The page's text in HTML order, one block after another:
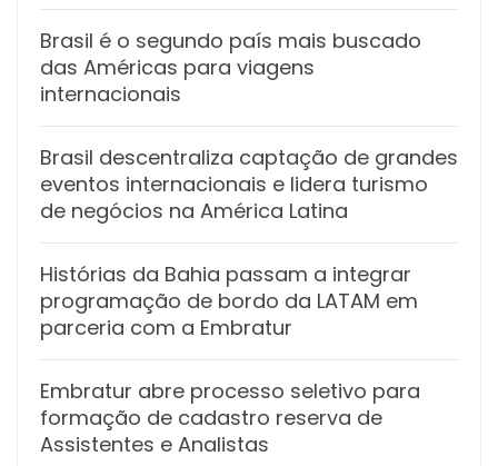
Brasil é o segundo país mais buscado
das Américas para viagens
internacionais
Brasil descentraliza captação de grandes
eventos internacionais e lidera turismo
de negócios na América Latina
Histórias da Bahia passam a integrar
programação de bordo da LATAM em
parceria com a Embratur
Embratur abre processo seletivo para
formação de cadastro reserva de
Assistentes e Analistas